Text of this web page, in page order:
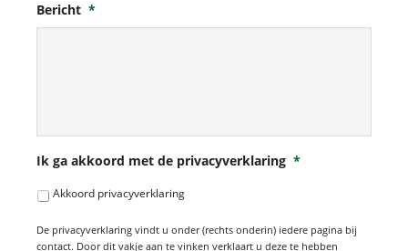
Bericht *
Ik ga akkoord met de privacyverklaring *
Akkoord privacyverklaring
De privacyverklaring vindt u onder (rechts onderin) iedere pagina bij
contact. Door dit vakje aan te vinken verklaart u deze te hebben